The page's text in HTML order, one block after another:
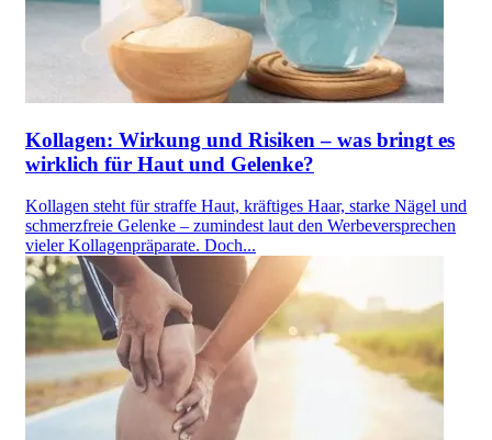
Kollagen: Wirkung und Risiken – was bringt es
wirklich für Haut und Gelenke?
Kollagen steht für straffe Haut, kräftiges Haar, starke Nägel und
schmerzfreie Gelenke – zumindest laut den Werbeversprechen
vieler Kollagenpräparate. Doch...